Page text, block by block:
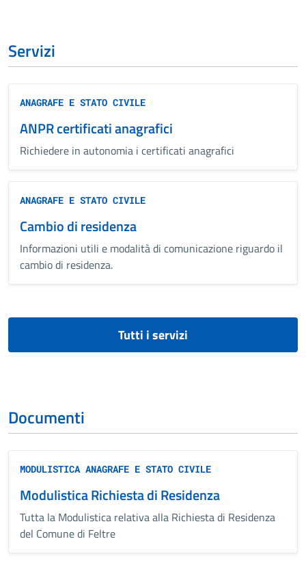
Servizi
ANAGRAFE E STATO CIVILE
ANPR certificati anagrafici
Richiedere in autonomia i certificati anagrafici
ANAGRAFE E STATO CIVILE
Cambio di residenza
Informazioni utili e modalità di comunicazione riguardo il
cambio di residenza.
Tutti i servizi
Documenti
MODULISTICA ANAGRAFE E STATO CIVILE
Modulistica Richiesta di Residenza
Tutta la Modulistica relativa alla Richiesta di Residenza
del Comune di Feltre